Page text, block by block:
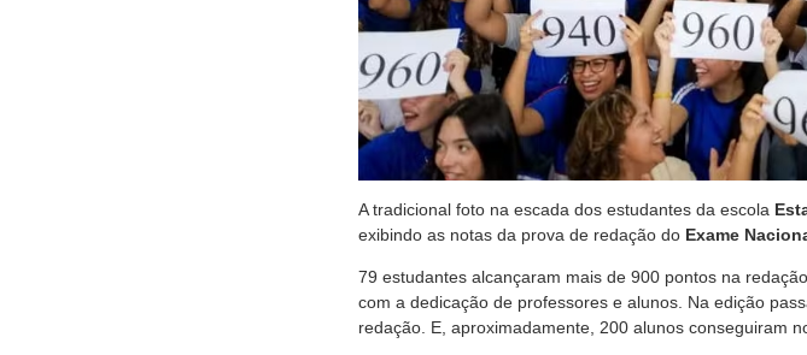
A tradicional foto na escada dos estudantes da escola
exibindo as notas da prova de redação do Exame
79 estudantes alcançaram mais de 900 pontos na
com a dedicação de professores e alunos. Na edição
redação. E, aproximadamente, 200 alunos conseguiram